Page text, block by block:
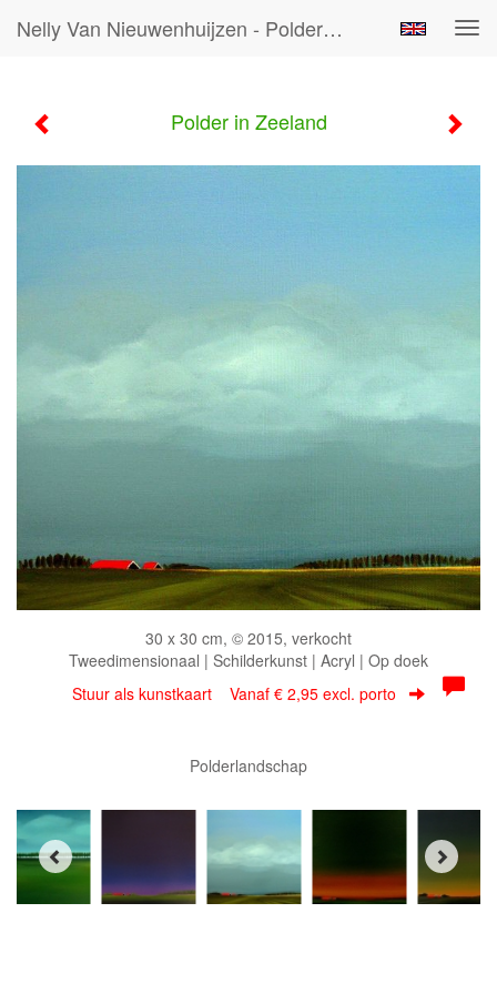
Nelly Van Nieuwenhuijzen - Polder In Zeeland
Polder in Zeeland
30 x 30 cm, © 2015, verkocht
Tweedimensionaal | Schilderkunst | Acryl | Op doek
Stuur als kunstkaart Vanaf € 2,95 excl. porto
Polderlandschap